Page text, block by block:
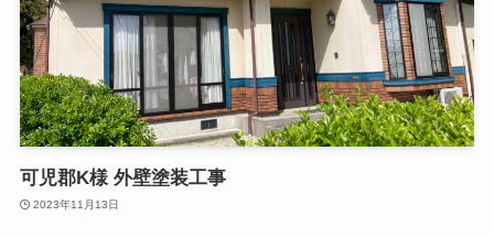
可児郡K様 外壁塗装工事
2023年11月13日